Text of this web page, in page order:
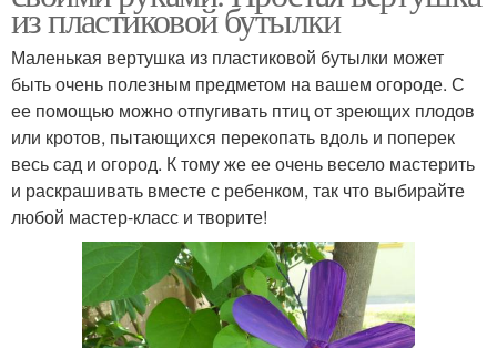
из пластиковой бутылки
Маленькая вертушка из пластиковой бутылки может
быть очень полезным предметом на вашем огороде. С
ее помощью можно отпугивать птиц от зреющих плодов
или кротов, пытающихся перекопать вдоль и поперек
весь сад и огород. К тому же ее очень весело мастерить
и раскрашивать вместе с ребенком, так что выбирайте
любой мастер-класс и творите!